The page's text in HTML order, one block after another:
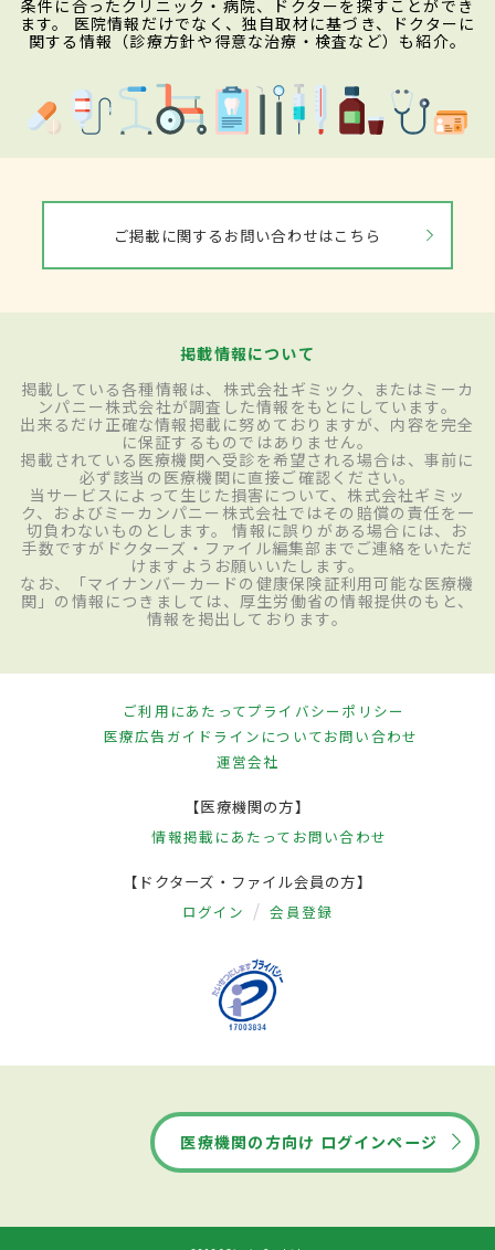
条件に合ったクリニック・病院、ドクターを探すことができ
ます。 医院情報だけでなく、独自取材に基づき、ドクターに
関する情報（診療方針や得意な治療・検査など）も紹介。
ご掲載に関するお問い合わせはこちら
掲載情報について
掲載している各種情報は、株式会社ギミック、またはミーカ
ンパニー株式会社が調査した情報をもとにしています。
出来るだけ正確な情報掲載に努めておりますが、内容を完全
に保証するものではありません。
掲載されている医療機関へ受診を希望される場合は、事前に
必ず該当の医療機関に直接ご確認ください。
当サービスによって生じた損害について、株式会社ギミッ
ク、およびミーカンパニー株式会社ではその賠償の責任を一
切負わないものとします。 情報に誤りがある場合には、お
手数ですがドクターズ・ファイル編集部までご連絡をいただ
けますようお願いいたします。
なお、「マイナンバーカードの健康保険証利用可能な医療機
関」の情報につきましては、厚生労働省の情報提供のもと、
情報を掲出しております。
ご利用にあたってプライバシーポリシー
医療広告ガイドラインについてお問い合わせ
運営会社
【医療機関の方】
情報掲載にあたって お問い合わせ
【ドクターズ・ファイル会員の方】
ログイン 会員登録
医療機関の方向け ログインページ